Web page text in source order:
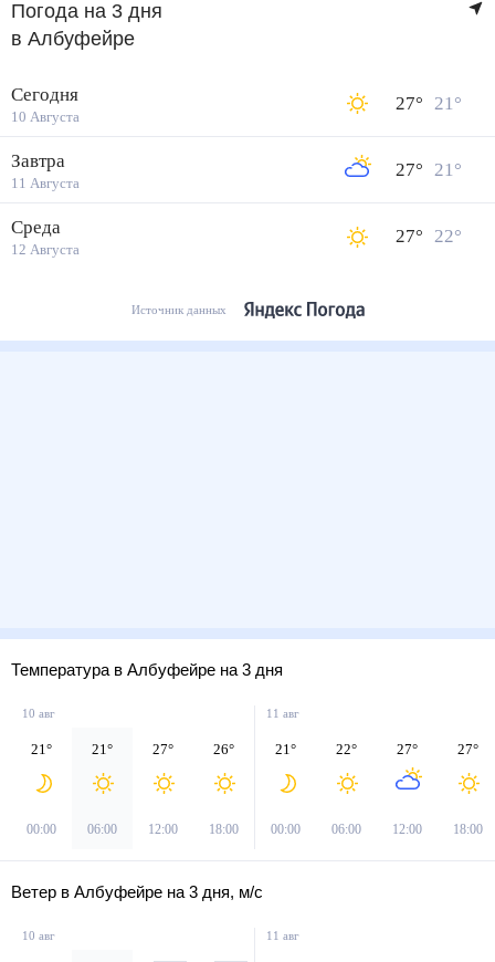
Погода на 3 дня
в Албуфейре
Сегодня
10 Августа
27° 21°
Завтра
11 Августа
27° 21°
Среда
12 Августа
27° 22°
Источник данных
Температура в Албуфейре на 3 дня
10 авг
21°
00:00
21°
06:00
27°
12:00
26°
18:00
11 авг
21°
00:00
22°
06:00
27°
12:00
27°
18:00
Ветер в Албуфейре на 3 дня, м/с
10 авг 11 авг